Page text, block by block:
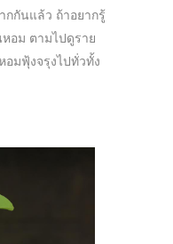
กกันแล้ว ถ้าอยากรู้
อม ตามไปดูราย
มฟุ้งจรุงไปทั่วทั้ง